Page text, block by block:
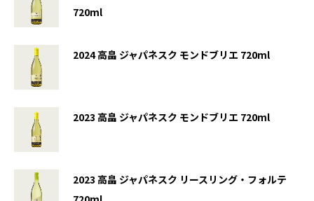
720ml
2024高畠 ジャパネスク モンドブリエ 720ml
2023 高畠 ジャパネスク モンドブリエ 720ml
2023 高畠 ジャパネスク リースリング・フォルテ